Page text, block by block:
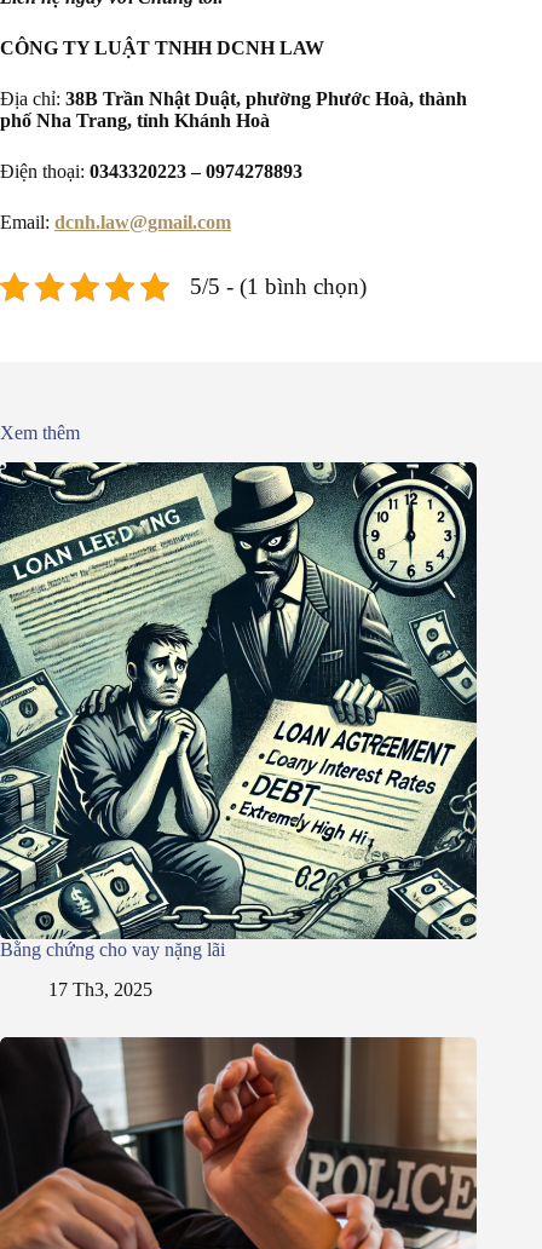
CÔNG TY LUẬT TNHH DCNH LAW
Địa chỉ: 38B Trần Nhật Duật, phường Phước Hoà, thành
phố Nha Trang, tỉnh Khánh Hoà
Điện thoại: 0343320223 – 0974278893
Email: dcnh.law@gmail.com
5/5 - (1 bình chọn)
Xem thêm
Bằng chứng cho vay nặng lãi
17 Th3, 2025